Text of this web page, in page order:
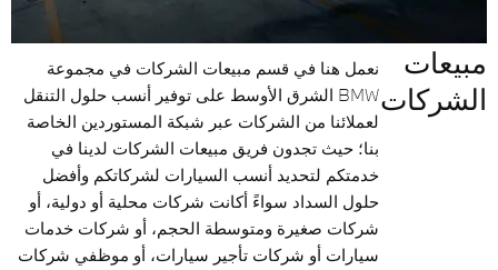
مبيعات
الشركات
نعمل هنا في قسم مبيعات الشركات في مجموعة
BMW الشرق الأوسط على توفير أنسب حلول التنقل
لعملائنا من الشركات عبر شبكة المستوردين الخاصة
بنا؛ حيث تجدون فريق مبيعات الشركات لدينا في
خدمتكم لتحديد أنسب السيارات لشركاتكم وأفضل
حلول السداد سواءً أكانت شركات محلية أو دولية، أو
شركات صغيرة ومتوسطة الحجم، أو شركات خدمات
سيارات أو شركات تأجير سيارات، أو موظفي شركات